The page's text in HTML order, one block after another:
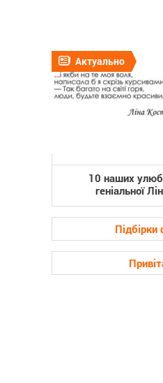
Актуально
10 наших
геніальної
Підбірки